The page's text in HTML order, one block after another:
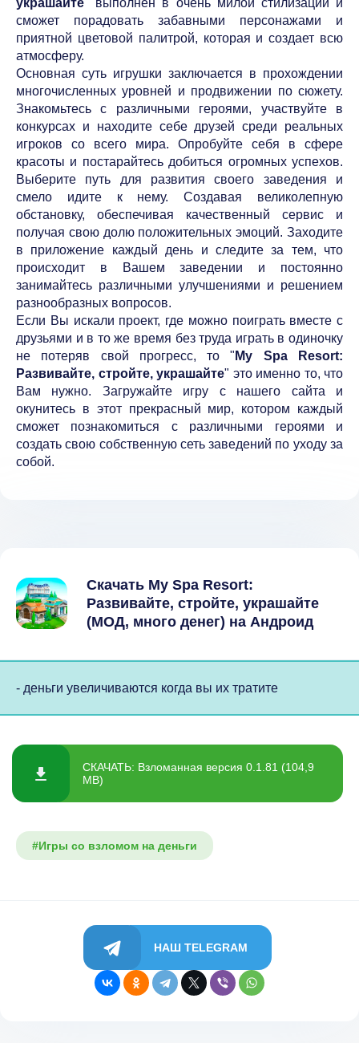
украшайте " выполнен в очень милой стилизации и
сможет порадовать забавными персонажами и
приятной цветовой палитрой, которая и создает всю
атмосферу.
Основная суть игрушки заключается в прохождении
многочисленных уровней и продвижении по сюжету.
Знакомьтесь с различными героями, участвуйте в
конкурсах и находите себе друзей среди реальных
игроков со всего мира. Опробуйте себя в сфере
красоты и постарайтесь добиться огромных успехов.
Выберите путь для развития своего заведения и
смело идите к нему. Создавая великолепную
обстановку, обеспечивая качественный сервис и
получая свою долю положительных эмоций. Заходите
в приложение каждый день и следите за тем, что
происходит в Вашем заведении и постоянно
занимайтесь различными улучшениями и решением
разнообразных вопросов.
Если Вы искали проект, где можно поиграть вместе с
друзьями и в то же время без труда играть в одиночку
не потеряв свой прогресс, то " My Spa Resort:
Развивайте, стройте, украшайте" это именно то, что
Вам нужно. Загружайте игру с нашего сайта и
окунитесь в этот прекрасный мир, котором каждый
сможет познакомиться с различными героями и
создать свою собственную сеть заведений по уходу за
собой.
Скачать My Spa Resort:
Развивайте, стройте, украшайте
(МОД, много денег) на Андроид
- деньги увеличиваются когда вы их тратите
СКАЧАТЬ: Взломанная версия 0.1.81 (104,9
MB)
#Игры со взломом на деньги
НАШ TELEGRAM